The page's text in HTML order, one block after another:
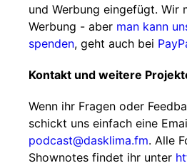
und Werbung eingefügt. Wir
Werbung - aber man kann
spenden, geht auch bei
Kontakt und weitere
Wenn ihr Fragen oder
schickt uns einfach eine
podcast@dasklima.fm. Alle
Shownotes findet ihr unter